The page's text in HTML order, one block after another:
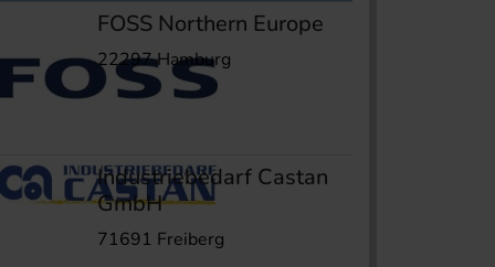
FOSS Northern Europe
22297 Hamburg
Industriebedarf Castan
GmbH
71691 Freiberg